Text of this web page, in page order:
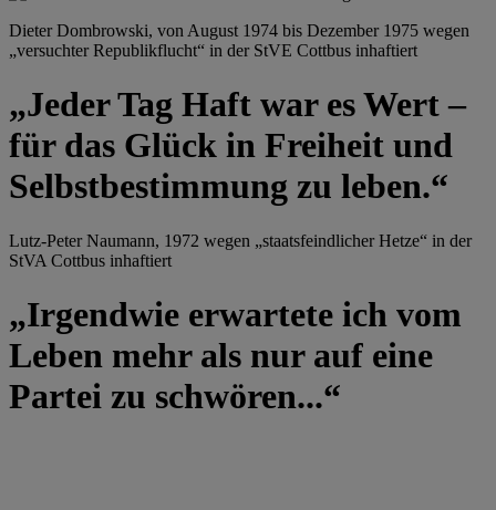
Dieter Dombrowski, von August 1974 bis Dezember 1975 wegen
„versuchter Republikflucht“ in der StVE Cottbus inhaftiert
„Jeder Tag Haft war es Wert –
für das Glück in Freiheit und
Selbstbestimmung zu leben.“
Lutz-Peter Naumann, 1972 wegen „staatsfeindlicher Hetze“ in der
StVA Cottbus inhaftiert
„Irgendwie erwartete ich vom
Leben mehr als nur auf eine
Partei zu schwören...“